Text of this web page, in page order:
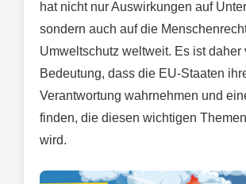
hat nicht nur Auswirkungen auf
sondern auch auf die
Umweltschutz weltweit. Es ist daher
Bedeutung, dass die EU-Staaten
Verantwortung wahrnehmen und
finden, die diesen wichtigen
wird.